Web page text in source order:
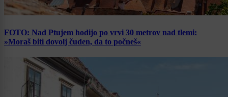
FOTO: Nad Ptujem hodijo po vrvi 30 metrov nad tlemi:
»Moraš biti dovolj čuden, da to počneš«